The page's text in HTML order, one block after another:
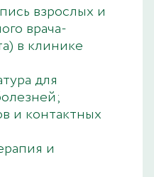
взрослых и
врача-
в клинике
для
и контактных
и